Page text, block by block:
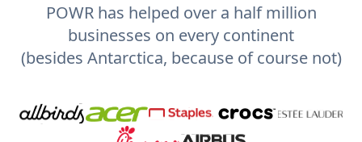
POWR has helped over a half million
businesses on every continent
(besides Antarctica, because of course not)